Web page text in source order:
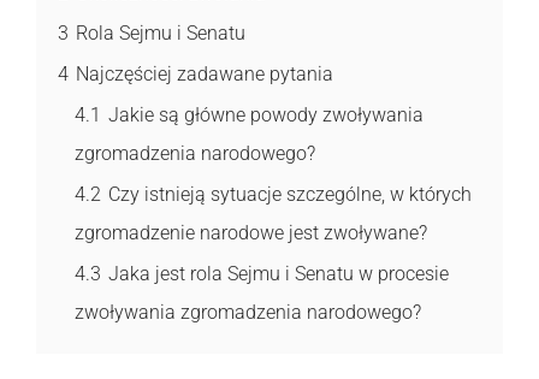
3 Rola Sejmu i Senatu
4 Najczęściej zadawane pytania
4.1 Jakie są główne powody zwoływania
zgromadzenia narodowego?
4.2 Czy istnieją sytuacje szczególne, w których
zgromadzenie narodowe jest zwoływane?
4.3 Jaka jest rola Sejmu i Senatu w procesie
zwoływania zgromadzenia narodowego?